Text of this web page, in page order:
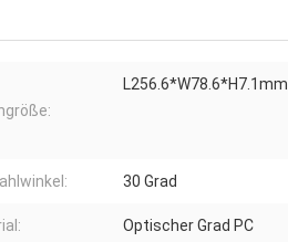
L256.6*W78.6*H7.1mm
30 Grad
Optischer Grad PC